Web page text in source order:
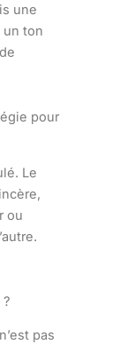
une
un ton
pour
Le
ou
pas